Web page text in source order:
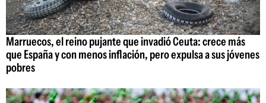
Marruecos, el reino pujante que invadió Ceuta: crece más
que España y con menos inflación, pero expulsa a sus jóvenes
pobres